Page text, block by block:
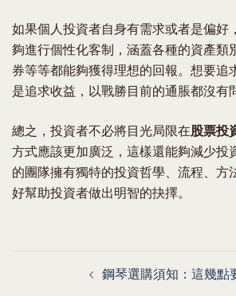
如果個人投資者自身有需求或者是偏好，
夠進行個性化客制，涵蓋各種的資產類
券等等都能夠獲得理想的回報。想要追
是追求收益，以戰勝目前的通脹都沒有
總之，投資者不必將目光局限在股票投
方式應該更加廣泛，這樣還能夠減少投
的團隊擁有獨特的投資哲學、流程、方
好幫助投資者做出明智的抉擇。
navigation
鋼琴選購須知：這幾點